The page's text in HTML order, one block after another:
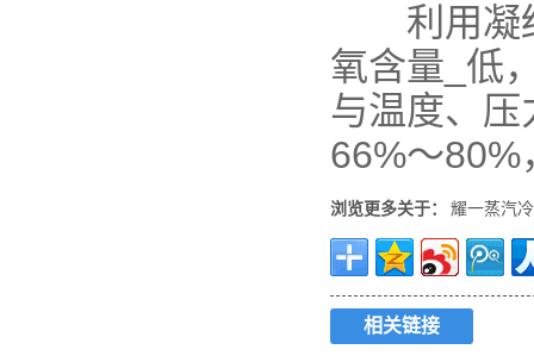
利用凝结
氧含量_低
与温度、
66%～80%
浏览更多关于： 耀一蒸汽
相关链接